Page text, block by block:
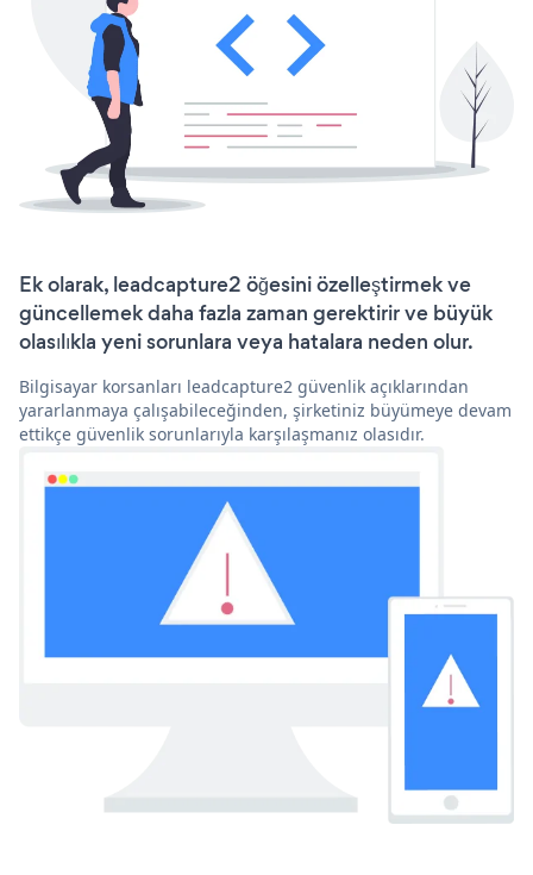
Ek olarak, leadcapture2 öğesini özelleştirmek ve
güncellemek daha fazla zaman gerektirir ve büyük
olasılıkla yeni sorunlara veya hatalara neden olur.
Bilgisayar korsanları leadcapture2 güvenlik açıklarından
yararlanmaya çalışabileceğinden, şirketiniz büyümeye devam
ettikçe güvenlik sorunlarıyla karşılaşmanız olasıdır.